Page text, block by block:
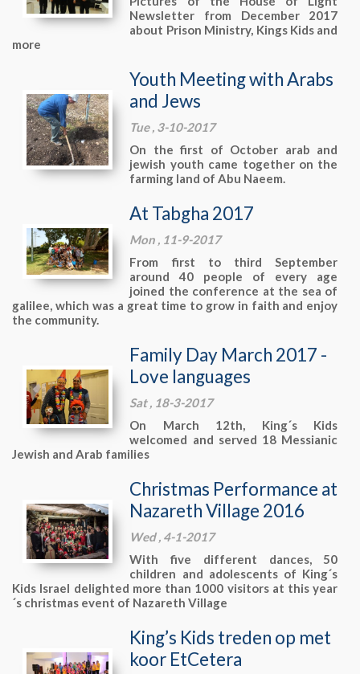
Newsletter from December 2017
about Prison Ministry, Kings Kids and
more
Youth Meeting with Arabs
and Jews
Tue , 3-10-2017
On the first of October arab and
jewish youth came together on the
farming land of Abu Naeem.
At Tabgha 2017
Mon , 11-9-2017
From first to third September
around 40 people of every age
joined the conference at the sea of
galilee, which was a great time to grow in faith and enjoy
the community.
Family Day March 2017 -
Love languages
Sat , 18-3-2017
On March 12th, King´s Kids
welcomed and served 18 Messianic
Jewish and Arab families
Christmas Performance at
Nazareth Village 2016
Wed , 4-1-2017
With five different dances, 50
children and adolescents of King´s
Kids Israel delighted more than 1000 visitors at this year
´s christmas event of Nazareth Village
King’s Kids treden op met
koor EtCetera